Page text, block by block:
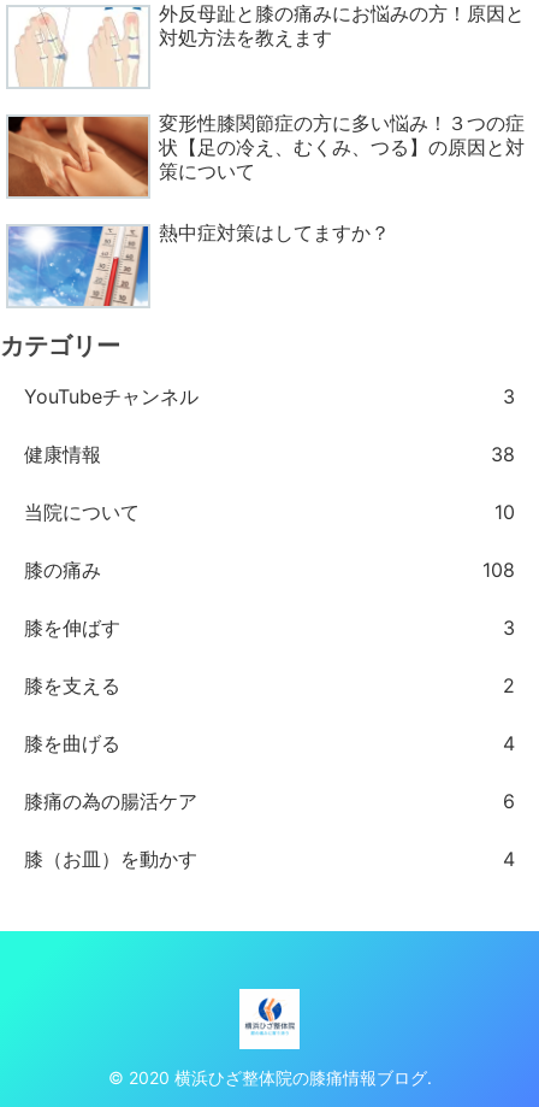
外反母趾と膝の痛みにお悩みの方！原因と
対処方法を教えます
変形性膝関節症の方に多い悩み！３つの症
状【足の冷え、むくみ、つる】の原因と対
策について
熱中症対策はしてますか？
カテゴリー
YouTubeチャンネル 3
健康情報 38
当院について 10
膝の痛み 108
膝を伸ばす 3
膝を支える 2
膝を曲げる 4
膝痛の為の腸活ケア 6
膝（お皿）を動かす 4
© 2020 横浜ひざ整体院の膝痛情報ブログ.